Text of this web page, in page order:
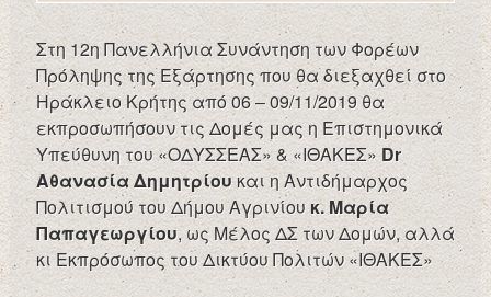
Στη 12η Πανελλήνια Συνάντηση των Φορέων
Πρόληψης της Εξάρτησης που θα διεξαχθεί στο
Ηράκλειο Κρήτης από 06 – 09/11/2019 θα
εκπροσωπήσουν τις Δομές μας η Επιστημονικά
Υπεύθυνη του «ΟΔΥΣΣΕΑΣ» & «ΙΘΑΚΕΣ»Dr
Αθανασία Δημητρίουκαι η Αντιδήμαρχος
Πολιτισμού του Δήμου Αγρινίουκ. Μαρία
Παπαγεωργίου, ως Μέλος ΔΣ των Δομών, αλλά
κι Εκπρόσωπος του Δικτύου Πολιτών «ΙΘΑΚΕΣ»